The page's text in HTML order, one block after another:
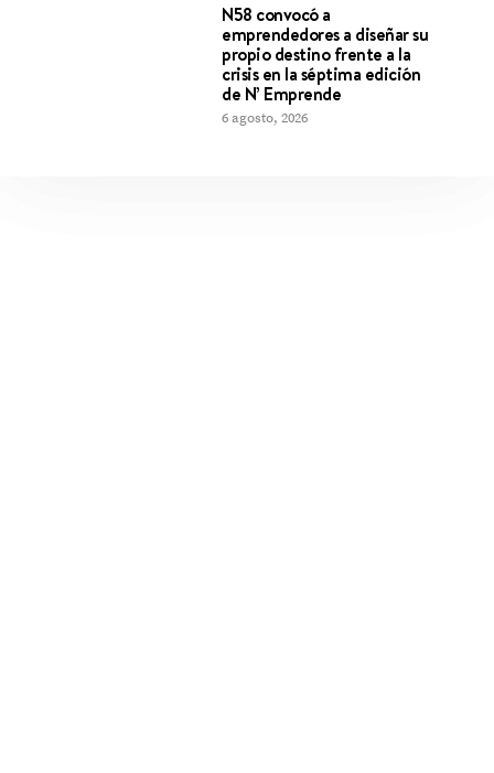
N58 convocó a
emprendedores a diseñar su
propio destino frente a la
crisis en la séptima edición
de N’ Emprende
6 agosto, 2026